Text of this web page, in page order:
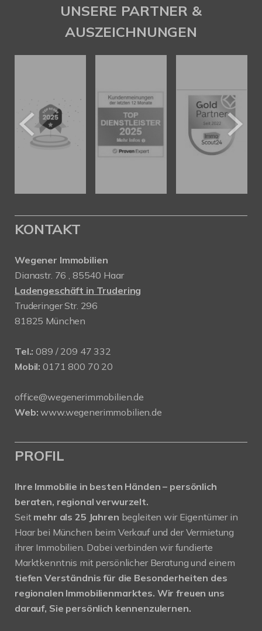
UNSERE PARTNER &
AUSZEICHNUNGEN
KONTAKT
Wegener Immobilien
Dianastr. 76 , 85540 Haar
Ladengeschäft in Trudering
Truderinger Str. 296
81825 München
Tel.: 089 / 209 47 332
Mobil: 0171 800 70 20
office@wegenerimmobilien.de
Web: www.wegenerimmobilien.de
PROFIL
Ihre Immobilie in besten Händen – persönlich
beraten, regional verwurzelt.
Seit mehr als 25 Jahren begleiten wir Eigentümer in
Haar bei München beim Verkauf und der Vermietung
ihrer Immobilien. Dabei verbinden wir fundierte
Marktkenntnis mit persönlicher Beratung und einem
tiefen Verständnis für die Besonderheiten des
regionalen Immobilienmarktes. Wir freuen uns
darauf, Sie persönlich kennenzulernen.